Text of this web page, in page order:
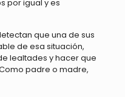
por igual y es
que una de sus
de esa situación,
lealtades y hacer que
padre o madre,